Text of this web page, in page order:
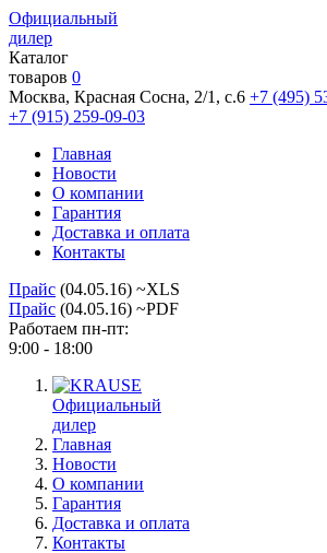
Официальный
дилер
Каталог
товаров 0
Москва, Красная Сосна, 2/1, с.6 +7 (495)
+7 (915) 259-09-03
Главная
Новости
О компании
Гарантия
Доставка и оплата
Контакты
Прайс (04.05.16) ~XLS
Прайс (04.05.16) ~PDF
Работаем пн-пт:
9:00 - 18:00
Официальный
дилер
Главная
Новости
О компании
Гарантия
Доставка и оплата
Контакты